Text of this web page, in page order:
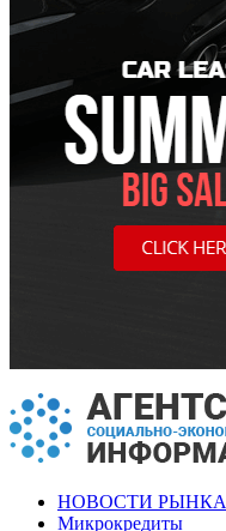
НОВОСТИ РЫНКА
Микрокредиты